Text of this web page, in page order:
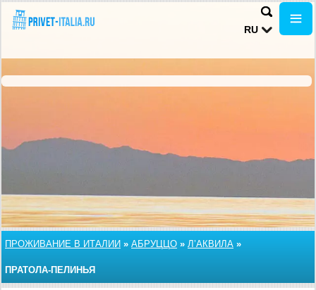
RU
ПРОЖИВАНИЕ В ИТАЛИИ » АБРУЦЦО » Л’АКВИЛА »
ПРАТОЛА-ПЕЛИНЬЯ